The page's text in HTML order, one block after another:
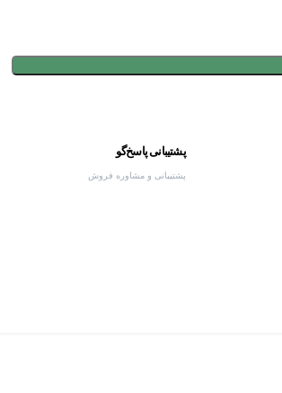
پشتیبانی پاسخ‌گو
پشتیبانی و مشاوره فروش